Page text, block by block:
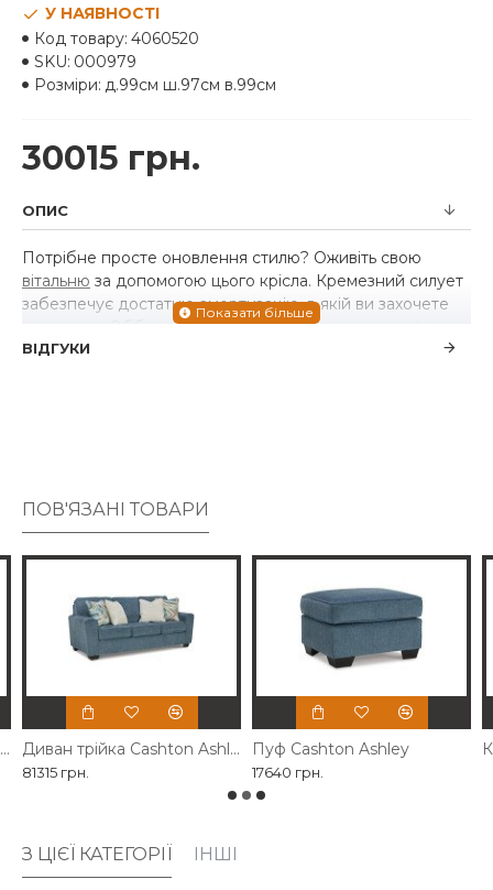
30015 грн.
У НАЯВНОСТІ
Код товару: 4060520
SKU: 000979
Розміри: д.99см ш.97см в.99см
ОПИС
Потрібне просте оновлення стилю? Оживіть свою
вітальню за допомогою цього крісла. Кремезний силует
забезпечує достатню амортизацію, в якій ви захочете
відпочити. Оббивка з перехресною штриховою лінією
надає невимушеному дизайну чудову візуальну
ВІДГУКИ
ПОВ'ЯЗАНІ ТОВАРИ
Диван трійка Cashton Ashley Диван трійка Cashton Ashley розкладний
81315 грн.
Пуф Cashton Ashley
17640 грн.
З ЦІЄЇ КАТЕГОРІЇ ІНШІ